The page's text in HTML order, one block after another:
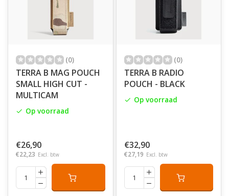
(0)
TERRA B MAG POUCH
SMALL HIGH CUT -
MULTICAM
Op voorraad
€26,90
€22,23 Excl. btw
(0)
TERRA B RADIO
POUCH - BLACK
Op voorraad
€32,90
€27,19 Excl. btw